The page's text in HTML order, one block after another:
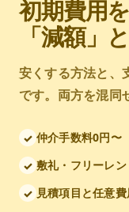
初期費用を
「減額」
安くする方法と、
です。両方を混同
✓ 仲介手数料0円〜
✓ 敷礼・フリーレ
✓ 見積項目と任意